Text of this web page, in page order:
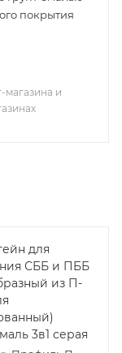
покрытия
магазина и
для
СББ и ПББ
из П-
3в1 серая